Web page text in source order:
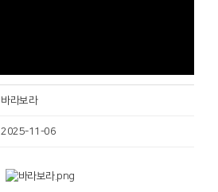
바라보라
2025-11-06